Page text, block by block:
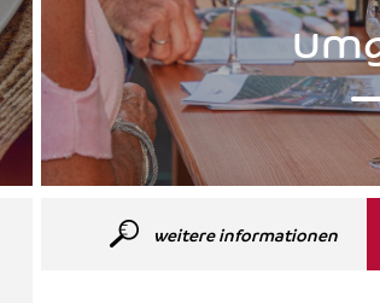
weitere informationen